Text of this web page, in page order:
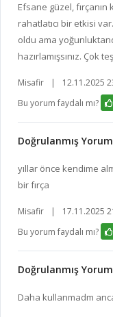
Efsane güzel,
rahatlatıcı bir etkisi
oldu ama
hazırlamışsınız. Çok
Misafir |
12.11.2025
Bu yorum faydalı mı?
Doğrulanmış Yorum
yıllar önce kendime
bir fırça
Misafir |
17.11.2025
Bu yorum faydalı mı?
Doğrulanmış Yorum
Daha kullanmadm